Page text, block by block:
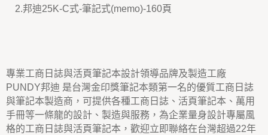
2.邦迪25K-C式-筆記式(memo)-160頁
專業工商日誌與活頁筆記本設計領導品牌及製造工廠
PUNDY邦迪 是台灣金印獎筆記本類第一名的優質工商日誌
與筆記本製造商，可提供各種工商日誌、活頁筆記本、萬用
手冊等一條龍的設計、製造與服務，為企業量身設計專屬風
格的工商日誌與活頁筆記本，歡迎立即聯絡在台灣超過22年